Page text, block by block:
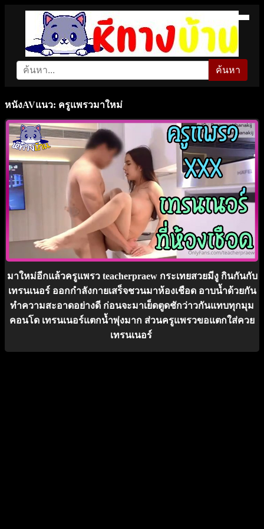
ค้นหา
หนังAVแนว: ครูแพรวมาใหม่
มาใหม่อีกแล้วครูแพรว teacherpraew กระเทยสวยมีงู กินกันกับ
เทรนเนอร์ ออกกำลังกายเสร็จชวนมาห้องเชือด อาบน้ำด้วยกัน
ทำความสะอาดอย่างดี ก่อนจะมาเย็ดตูดชักว่าวกันแทบทุกมุม
คอนโด เทรนเนอร์แตกน้ำพุ่งมาก ส่วนครูแพรวขอแตกใส่ควย
เทรนเนอร์